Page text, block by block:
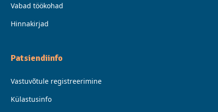
Vabad töökohad
Hinnakirjad
Patsiendiinfo
Vastuvõtule registreerimine
Külastusinfo